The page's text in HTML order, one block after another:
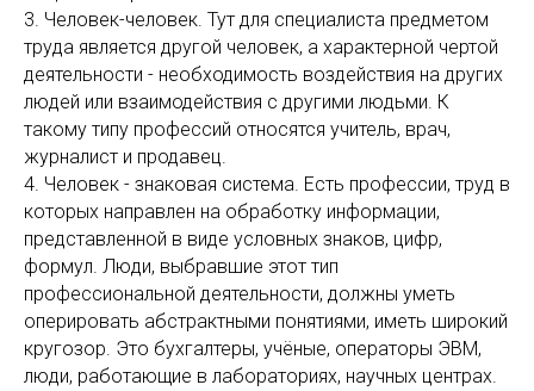
3. Человек-человек. Тут для специалиста предметом
труда является другой человек, а характерной чертой
деятельности - необходимость воздействия на других
людей или взаимодействия с другими людьми. К
такому типу профессий относятся учитель, врач,
журналист и продавец.
4. Человек - знаковая система. Есть профессии, труд в
которых направлен на обработку информации,
представленной в виде условных знаков, цифр,
формул. Люди, выбравшие этот тип
профессиональной деятельности, должны уметь
оперировать абстрактными понятиями, иметь широкий
кругозор. Это бухгалтеры, учёные, операторы ЭВМ,
люди, работающие в лабораториях, научных центрах.